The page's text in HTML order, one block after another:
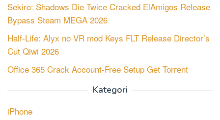
Sekiro: Shadows Die Twice Cracked ElAmigos Release
Bypass Steam MEGA 2026
Half-Life: Alyx no VR mod Keys FLT Release Director’s
Cut Qiwi 2026
Office 365 Crack Account-Free Setup Gеt Torгеnt
Kategori
iPhone